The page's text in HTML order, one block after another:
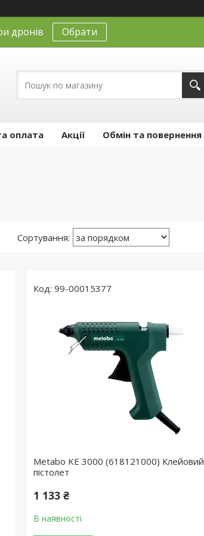
дронів Обрати
оплата Акції Обмін та повернення
99-00015377
Metabo KE 3000 (618121000) Клейовий
пістолет
1 133 ₴
В наявності